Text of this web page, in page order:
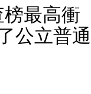
最高衝
公立普通